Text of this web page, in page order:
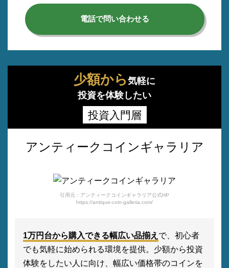
電話で問い合わせる
少額から 気軽に
投資を体験したい
投資入門層
アンティークコインギャラリア
引用元：アンティークコインギャラリア公式HP
https://antique-coin-galleria.com/
1万円台から購入できる幅広い品揃え で、初心者
でも気軽に始められる環境を提供。少額から投資
体験をしたい人に向け、幅広い価格帯のコインを